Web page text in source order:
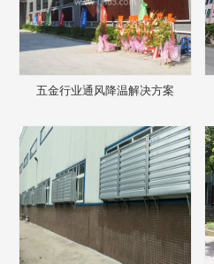
五金行业通风降温解决方案